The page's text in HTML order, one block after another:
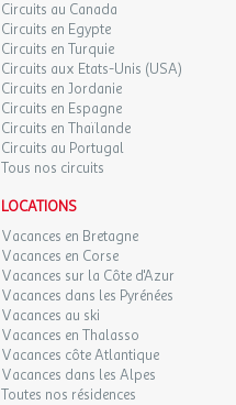
Circuits au Canada
Circuits en Egypte
Circuits en Turquie
Circuits aux Etats-Unis (USA)
Circuits en Jordanie
Circuits en Espagne
Circuits en Thaïlande
Circuits au Portugal
Tous nos circuits
LOCATIONS
Vacances en Bretagne
Vacances en Corse
Vacances sur la Côte d'Azur
Vacances dans les Pyrénées
Vacances au ski
Vacances en Thalasso
Vacances côte Atlantique
Vacances dans les Alpes
Toutes nos résidences